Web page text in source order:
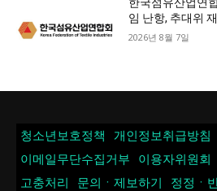
임 난항, 추대위
2026년 8월 7일
청소년보호정책 개인정보취급방침
이메일무단수집거부
이용자위원회
고충처리
문의ㆍ제보하기 정정ㆍ